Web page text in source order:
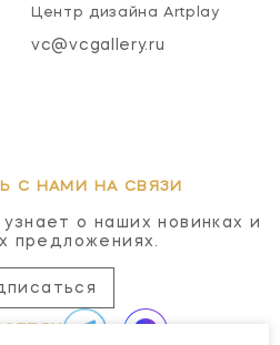
Центр дизайна Artplay
vc@vcgallery.ru
С НАМИ НА СВЯЗИ
о наших новинках и
предложениях.